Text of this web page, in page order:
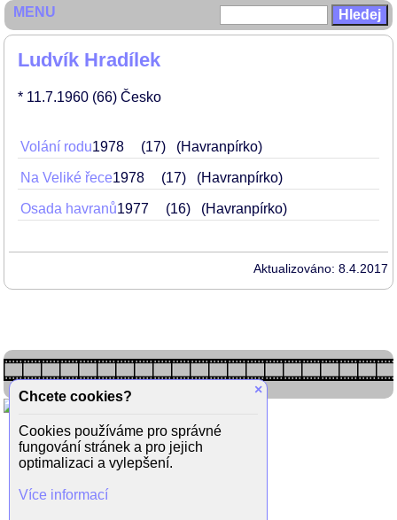
Ludvík Hradílek
* 11.7.1960 (66) Česko
Volání rodu1978 17 (Havranpírko)
Na Veliké řece1978 17 (Havranpírko)
Osada havranů1977 16 (Havranpírko)
Aktualizováno: 8.4.2017
MENU
×
Chcete cookies?
Cookies používáme pro správné
fungování stránek a pro jejich
optimalizaci a vylepšení.
Více informací